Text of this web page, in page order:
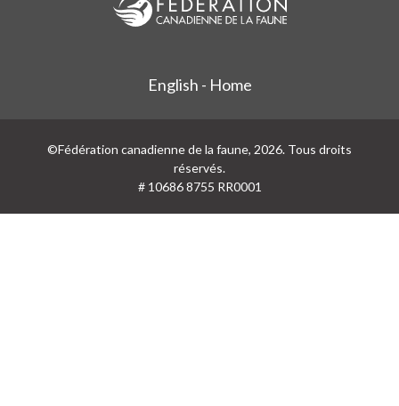
English - Home
©Fédération canadienne de la faune, 2026. Tous droits
réservés.
# 10686 8755 RR0001